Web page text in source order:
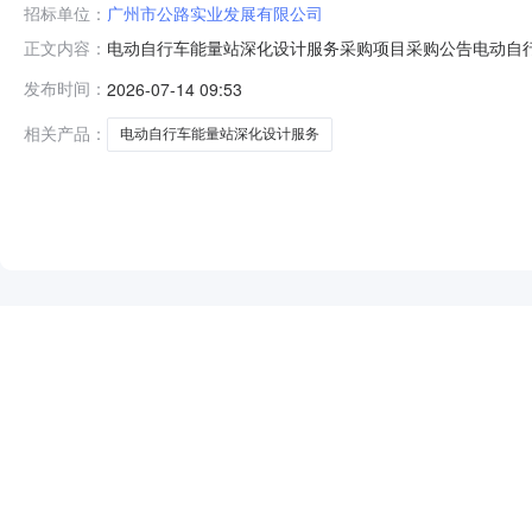
招标单位： 广州市公路实业发展有限公司
正文内容： 电动自行车能量站深化设计服务采购项目采购公告电动
车能量站深化设计服务。具体详见询价函。五、采购项
及不含税金额均不能超过本项目最高控制
发布时间： 2026-07-14 09:53
相关产品：
电动自行车能量站深化设计服务